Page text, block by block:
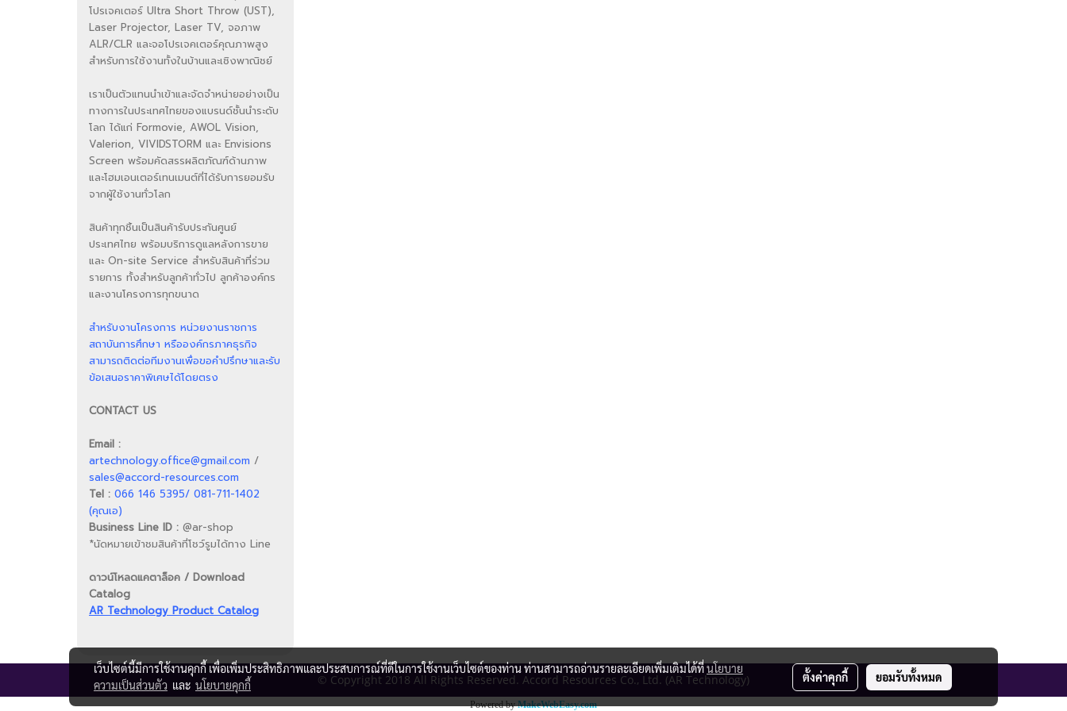
โปรเจคเตอร์ Ultra Short Throw (UST),
Laser Projector, Laser TV, จอภาพ
ALR/CLR และจอโปรเจคเตอร์คุณภาพสูง
สำหรับการใช้งานทั้งในบ้านและเชิงพาณิชย์
เราเป็นตัวแทนนำเข้าและจัดจำหน่ายอย่างเป็น
ทางการในประเทศไทยของแบรนด์ชั้นนำระดับ
โลก ได้แก่ Formovie, AWOL Vision,
Valerion, VIVIDSTORM และ Envisions
Screen พร้อมคัดสรรผลิตภัณฑ์ด้านภาพ
และโฮมเอนเตอร์เทนเมนต์ที่ได้รับการยอมรับ
จากผู้ใช้งานทั่วโลก
สินค้าทุกชิ้นเป็นสินค้ารับประกันศูนย์
ประเทศไทย พร้อมบริการดูแลหลังการขาย
และ On-site Service สำหรับสินค้าที่ร่วม
รายการ ทั้งสำหรับลูกค้าทั่วไป ลูกค้าองค์กร
และงานโครงการทุกขนาด
สำหรับงานโครงการ หน่วยงานราชการ
สถาบันการศึกษา หรือองค์กรภาคธุรกิจ
สามารถติดต่อทีมงานเพื่อขอคำปรึกษาและรับ
ข้อเสนอราคาพิเศษได้โดยตรง
CONTACT US
Email :
artechnology.office@gmail.com /
sales@accord-resources.com
Tel : 066 146 5395/ 081-711-1402
(คุณเอ)
Business Line ID : @ar-shop
*นัดหมายเข้าชมสินค้าที่โชว์รูมได้ทาง Line
ดาวน์โหลดแคตาล็อค / Download
Catalog
AR Technology Product Catalog
© Copyright 2018 All Rights Reserved. Accord Resources Co., Ltd. (AR Technology)
Powered byMakeWebEasy.com
เว็บไซต์นี้มีการใช้งานคุกกี้ เพื่อเพิ่มประสิทธิภาพและประสบการณ์ที่ดีในการใช้งานเว็บไซต์ของท่าน ท่านสามารถอ่านรายละเอียดเพิ่มเติมได้ที่นโยบาย
ความเป็นส่วนตัว และ นโยบายคุกกี้
ตั้งค่าคุกกี้ ยอมรับทั้งหมด